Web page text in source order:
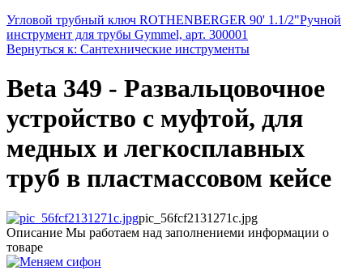
Угловой трубный ключ ROTHENBERGER 90' 1.1/2"Ручной
инструмент для трубы Gymmel, арт. 300001
Вернуться к: Сантехнические инструменты
Beta 349 - Развальцовочное
устройство с муфтой, для
медных и легкосплавных
труб в пластмассовом кейсе
pic_56fcf2131271c.jpg
Описание Мы работаем над заполнениеми информации о
товаре